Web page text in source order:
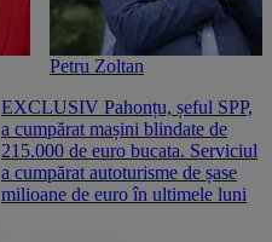
Petru Zoltan
EXCLUSIV Pahonțu, șeful SPP,
a cumpărat mașini blindate de
215.000 de euro bucata. Serviciul
a cumpărat autoturisme de șase
milioane de euro în ultimele luni